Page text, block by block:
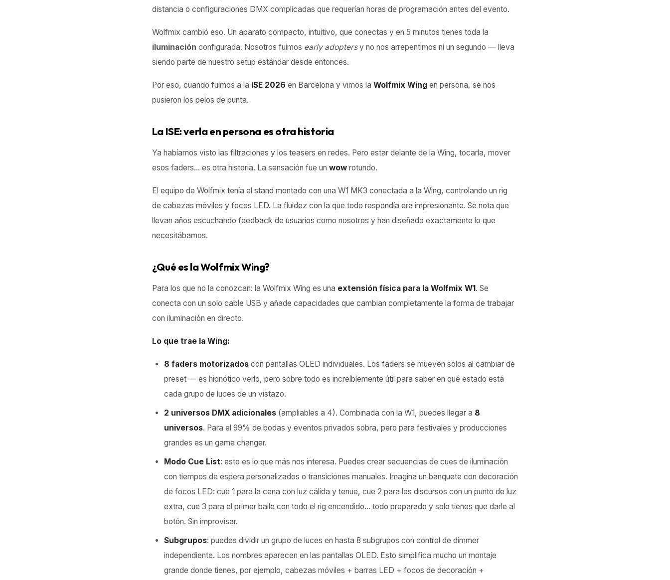
distancia o configuraciones DMX complicadas que requerían horas de programación antes del evento.
Wolfmix cambió eso. Un aparato compacto, intuitivo, que conectas y en 5 minutos tienes toda la
iluminación configurada. Nosotros fuimos early adoptersy no nos arrepentimos ni un segundo — lleva
siendo parte de nuestro setup estándar desde entonces.
Por eso, cuando fuimos a la ISE 2026 en Barcelona y vimos la Wolfmix Wingen persona, se nos
pusieron los pelos de punta.
La ISE: verla en persona es otra historia
Ya habíamos visto las filtraciones y los teasers en redes. Pero estar delante de la Wing, tocarla, mover
esos faders... es otra historia. La sensación fue un wowrotundo.
El equipo de Wolfmix tenía el stand montado con una W1 MK3 conectada a la Wing, controlando un rig
de cabezas móviles y focos LED. La fluidez con la que todo respondía era impresionante. Se nota que
llevan años escuchando feedback de usuarios como nosotros y han diseñado exactamente lo que
necesitábamos.
¿Qué es la Wolfmix Wing?
Para los que no la conozcan: la Wolfmix Wing es una extensión física para la Wolfmix W1. Se
conecta con un solo cable USB y añade capacidades que cambian completamente la forma de trabajar
con iluminación en directo.
Lo que trae la Wing:
8 faders motorizadoscon pantallas OLED individuales. Los faders se mueven solos al cambiar de
preset — es hipnótico verlo, pero sobre todo es increíblemente útil para saber en qué estado está
cada grupo de luces de un vistazo.
2 universos DMX adicionales(ampliables a 4). Combinada con la W1, puedes llegar a 8
universos. Para el 99% de bodas y eventos privados sobra, pero para festivales y producciones
grandes es un game changer.
Modo Cue List: esto es lo que más nos interesa. Puedes crear secuencias de cues de iluminación
con tiempos de espera personalizados o transiciones manuales. Imagina un banquete con decoración
de focos LED: cue 1 para la cena con luz cálida y tenue, cue 2 para los discursos con un punto de luz
extra, cue 3 para el primer baile con todo el rig encendido... todo preparado y solo tienes que darle al
botón. Sin improvisar.
Subgrupos: puedes dividir un grupo de luces en hasta 8 subgrupos con control de dimmer
independiente. Los nombres aparecen en las pantallas OLED. Esto simplifica mucho un montaje
grande donde tienes, por ejemplo, cabezas móviles + barras LED + focos de decoración +